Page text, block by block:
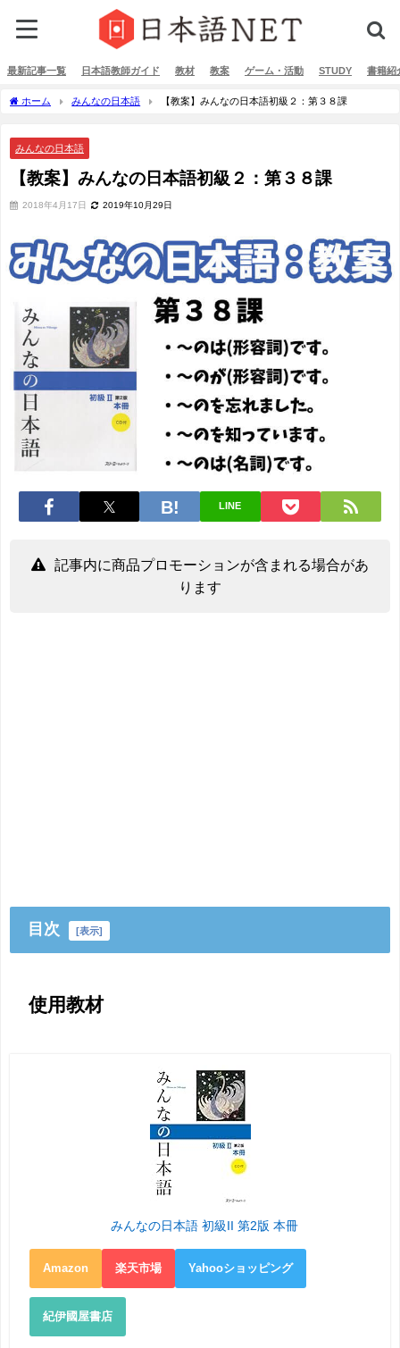
最新記事一覧 日本語教師ガイド 教材 教案 ゲーム・活動 STUDY 書籍紹
ホーム みんなの日本語 【教案】みんなの日本語初級２：第３８課
みんなの日本語
【教案】みんなの日本語初級２：第３８課
2018年4月17日 2019年10月29日
LINE
記事内に商品プロモーションが含まれる場合があ
ります
目次 [表示]
使用教材
みんなの日本語 初級II 第2版 本冊
Amazon 楽天市場 Yahooショッピング
紀伊國屋書店